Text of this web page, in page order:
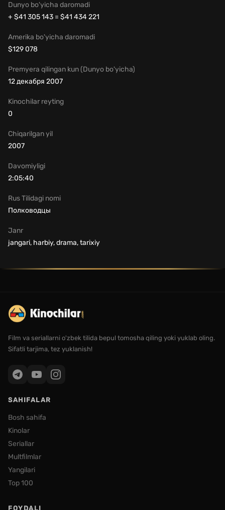
Rus Tilidagi nomi
Полководцы
Chiqarilgan yil
2007
Janr
jangari, harbiy, drama, tarixiy
Davomiyligi
2:05:40
Dunyo bo'yicha daromadi
+ $41 305 143 = $41 434 221
Amerika bo'yicha daromadi
$129 078
Premyera qilingan kun (Dunyo bo'yicha)
12 декабря 2007
Kinochilar reyting
0
Film va seriallarni o'zbek tilida bepul tomosha qiling yoki yuklab oling.
Sifatli tarjima, tez yuklanish!
SAHIFALAR
Bosh sahifa
Kinolar
Seriallar
Multfilmlar
Yangilari
Top 100
FOYDALI